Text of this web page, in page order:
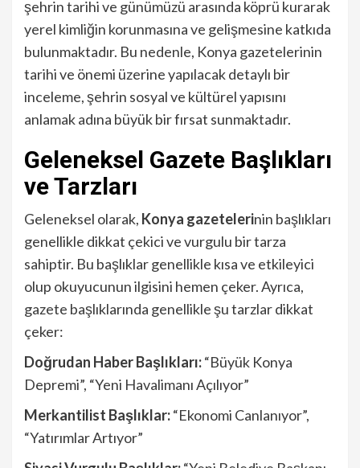
şehrin tarihi ve günümüzü arasında köprü kurarak
yerel kimliğin korunmasına ve gelişmesine katkıda
bulunmaktadır. Bu nedenle, Konya gazetelerinin
tarihi ve önemi üzerine yapılacak detaylı bir
inceleme, şehrin sosyal ve kültürel yapısını
anlamak adına büyük bir fırsat sunmaktadır.
Geleneksel Gazete Başlıkları
ve Tarzları
Geleneksel olarak, Konya gazetelerinin başlıkları
genellikle dikkat çekici ve vurgulu bir tarza
sahiptir. Bu başlıklar genellikle kısa ve etkileyici
olup okuyucunun ilgisini hemen çeker. Ayrıca,
gazete başlıklarında genellikle şu tarzlar dikkat
çeker:
Doğrudan Haber Başlıkları:“Büyük Konya
Depremi”, “Yeni Havalimanı Açılıyor”
Merkantilist Başlıklar:“Ekonomi Canlanıyor”,
“Yatırımlar Artıyor”